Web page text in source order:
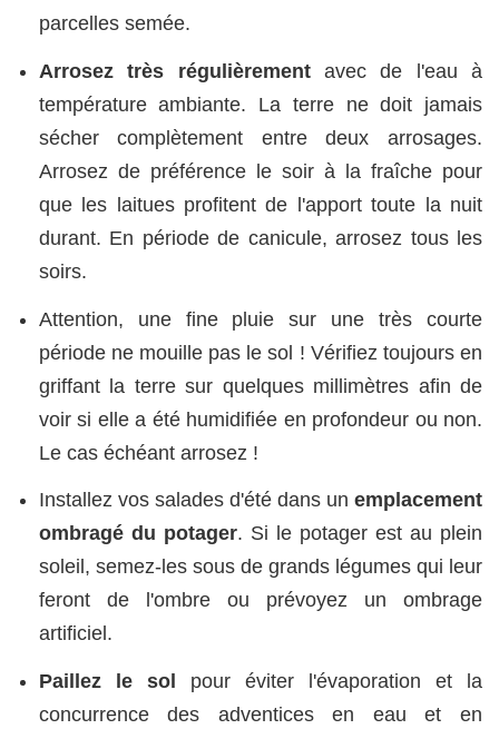
parcelles semée.
Arrosez très régulièrementavec de l'eau à
température ambiante. La terre ne doit jamais
sécher complètement entre deux arrosages.
Arrosez de préférence le soir à la fraîche pour
que les laitues profitent de l'apport toute la nuit
durant. En période de canicule, arrosez tous les
soirs.
Attention, une fine pluie sur une très courte
période ne mouille pas le sol ! Vérifiez toujours en
griffant la terre sur quelques millimètres afin de
voir si elle a été humidifiée en profondeur ou non.
Le cas échéant arrosez !
Installez vos salades d'été dans un emplacement
ombragé du potager. Si le potager est au plein
soleil, semez-les sous de grands légumes qui leur
feront de l'ombre ou prévoyez un ombrage
artificiel.
Paillez le sol pour éviter l'évaporation et la
concurrence des adventices en eau et en